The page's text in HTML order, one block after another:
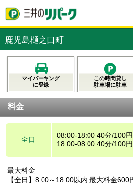
鹿児島樋之口町
マイパーキング
に登録
この時間貸し
駐車場に駐車
料金
全日
08:00-18:00 40分/100円
18:00-08:00 40分/100円
最大料金
【全日】8:00～18:00以内 最大料金600